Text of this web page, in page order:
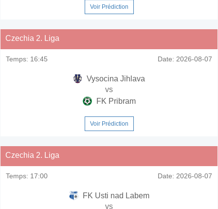
Voir Prédiction
Czechia 2. Liga
Temps: 16:45 Date: 2026-08-07
Vysocina Jihlava
vs
FK Pribram
Voir Prédiction
Czechia 2. Liga
Temps: 17:00 Date: 2026-08-07
FK Usti nad Labem
vs